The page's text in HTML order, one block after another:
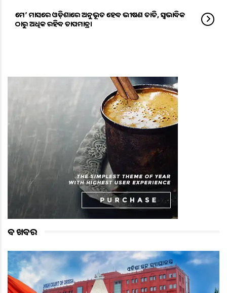
ମେ’ ମାସରେ ଓଡ଼ିଶାରେ ଅନୁଭୂତ ହେବ ଭୀଷଣ ତାତି, ସ୍ୱଭାବିକ
ଠାରୁ ଅଧିକ ରହିବ ତାପମାତ୍ରା
ବଡ ଖବର